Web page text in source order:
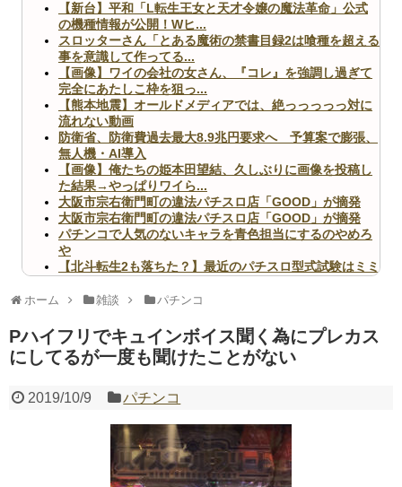
【新台】平和「L転生王女と天才令嬢の魔法革命」公式
の機種情報が公開！Wヒ...
スロッターさん「とある魔術の禁書目録2は喰種を超える
事を意識して作ってる...
【画像】ワイの会社の女さん、『コレ』を強調し過ぎて
完全にあたしこ枠を狙っ...
【熊本地震】オールドメディアでは、絶っっっっっ対に
流れない動画
防衛省、防衛費過去最大8.9兆円要求へ 予算案で膨張、
無人機・AI導入
【画像】俺たちの姫本田望結、久しぶりに画像を投稿し
た結果→やっぱりワイら...
大阪市宗右衛門町の違法パチスロ店「GOOD」が摘発
大阪市宗右衛門町の違法パチスロ店「GOOD」が摘発
パチンコで人気のないキャラを青色担当にするのやめろ
や
【北斗転生2も落ちた？】最近のパチスロ型式試験はミミ
無職のパチンコカス(22)なんやが、ワイの人生どれくら
AngelBeats!とかいうクソアニメの思い出ｗｗｗ
Powered by livedoor 相互RSS
ホーム 雑談 パチンコ
Pハイフリでキュインボイス聞く為にプレカス
にしてるが一度も聞けたことがない
2019/10/9 パチンコ